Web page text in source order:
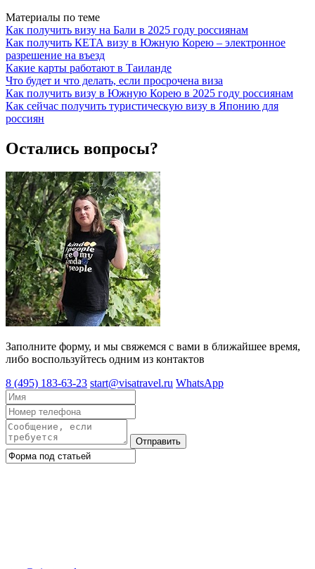
Материалы по теме
Как получить визу на Бали в 2025 году россиянам
Как получить КЕТА визу в Южную Корею – электронное
разрешение на въезд
Какие карты работают в Таиланде
Что будет и что делать, если просрочена виза
Как получить визу в Южную Корею в 2025 году россиянам
Как сейчас получить туристическую визу в Японию для
россиян
Остались вопросы?
Заполните форму, и мы свяжемся с вами в ближайшее время,
либо воспользуйтесь одним из контактов
8 (495) 183-63-23 start@visatravel.ru WhatsApp
Отправить